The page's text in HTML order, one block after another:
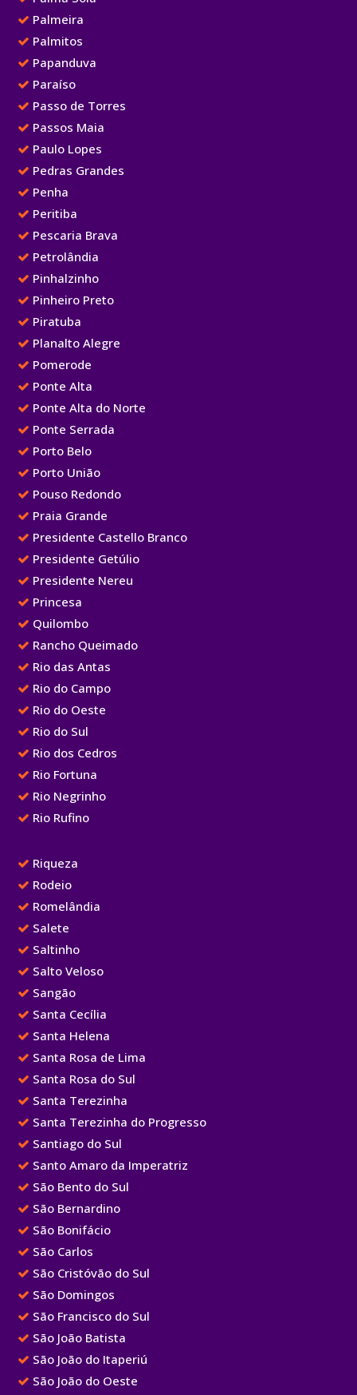
Palmeira
Palmitos
Papanduva
Paraíso
Passo de Torres
Passos Maia
Paulo Lopes
Pedras Grandes
Penha
Peritiba
Pescaria Brava
Petrolândia
Pinhalzinho
Pinheiro Preto
Piratuba
Planalto Alegre
Pomerode
Ponte Alta
Ponte Alta do Norte
Ponte Serrada
Porto Belo
Porto União
Pouso Redondo
Praia Grande
Presidente Castello Branco
Presidente Getúlio
Presidente Nereu
Princesa
Quilombo
Rancho Queimado
Rio das Antas
Rio do Campo
Rio do Oeste
Rio do Sul
Rio dos Cedros
Rio Fortuna
Rio Negrinho
Rio Rufino
Riqueza
Rodeio
Romelândia
Salete
Saltinho
Salto Veloso
Sangão
Santa Cecília
Santa Helena
Santa Rosa de Lima
Santa Rosa do Sul
Santa Terezinha
Santa Terezinha do Progresso
Santiago do Sul
Santo Amaro da Imperatriz
São Bento do Sul
São Bernardino
São Bonifácio
São Carlos
São Cristóvão do Sul
São Domingos
São Francisco do Sul
São João Batista
São João do Itaperiú
São João do Oeste